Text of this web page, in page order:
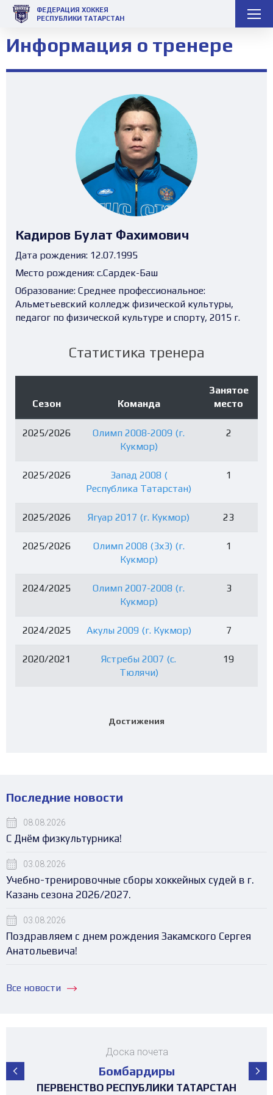
ФЕДЕРАЦИЯ ХОККЕЯ
РЕСПУБЛИКИ ТАТАРСТАН
Информация о тренере
Кадиров Булат Фахимович
Дата рождения: 12.07.1995
Место рождения: с.Сардек-Баш
Образование: Среднее профессиональное:
Альметьевский колледж физической культуры,
педагог по физической культуре и спорту, 2015 г.
Статистика тренера
Сезон Команда
Занятое
место
2025/2026
Олимп 2008-2009 (г.
Кукмор)
2
2025/2026
Запад 2008 (
Республика Татарстан)
1
2025/2026 Ягуар 2017 (г. Кукмор) 23
2025/2026
Олимп 2008 (3х3) (г.
Кукмор)
1
2024/2025
Олимп 2007-2008 (г.
Кукмор)
3
2024/2025 Акулы 2009 (г. Кукмор) 7
2020/2021
Ястребы 2007 (с.
Тюлячи)
19
Достижения
Последние новости
08.08.2026
С Днём физкультурника!
03.08.2026
Учебно-тренировочные сборы хоккейных судей в г.
Казань сезона 2026/2027.
03.08.2026
Поздравляем с днем рождения Закамского Сергея
Анатольевича!
Все новости
Доска почета
Бомбардиры
ТУРНИР НА ПРИЗЫ ФЕДЕРАЦИИ
ПЕРВЕНСТВО РЕСПУБЛИКИ ТАТАРСТАН
ПЕРВЕНСТВО РЕСПУБЛИКИ ТАТАРСТАН
ПЕРВЕНСТВО РЕСПУБЛИКИ ТАТАРСТАН
ТУРНИР 4х4 ПОСВЯЩЕННЫЙ "ДНЮ
ПЕРВЕНСТВО РЕСПУБЛИКИ ТАТАРСТАН
ПЕРВЕНСТВО РЕСПУБЛИКИ ТАТАРСТАН
МАТЧ ЗВЁЗД ПЕРВЕНСТВА РТ среди
ПЕРВЕНСТВО РЕСПУБЛИКИ ТАТАРСТАН
ТУРНИР НА ПРИЗЫ ФЕДЕРАЦИИ
ТУРНИР НА ПРИЗЫ ФЕДЕРАЦИИ
ПЕРВЕНСТВО РЕСПУБЛИКИ ТАТАРСТАН